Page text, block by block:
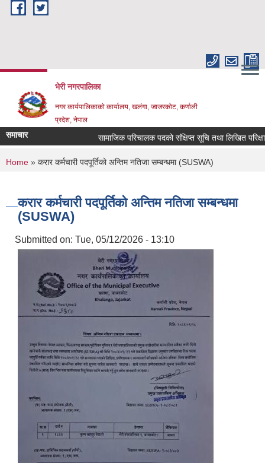
Skip to main content
भेरी नगरपालिका
नगर कार्यपालिकाको कार्यालय, खलंगा, जाजरकोट, कर्णाली
प्रदेश, नेपाल
समाचार सामाजिक परिचालक पदको संक्षिप्त सूचि तथा लिखित परिक्षा
You are here
Home » करार कर्मचारी पदपूर्तिको अन्तिम नतिजा सम्बन्धमा (SUSWA)
करार कर्मचारी पदपूर्तिको अन्तिम नतिजा सम्बन्धमा
(SUSWA)
Submitted on: Tue, 05/12/2026 - 13:10